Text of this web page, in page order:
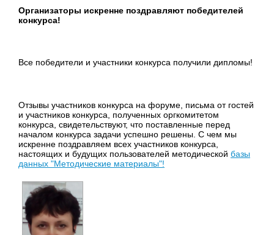
Организаторы искренне поздравляют победителей
конкурса!
Все победители и участники конкурса получили дипломы!
Отзывы участников конкурса на форуме, письма от гостей
и участников конкурса, полученных оргкомитетом
конкурса, свидетельствуют, что поставленные перед
началом конкурса задачи успешно решены. С чем мы
искренне поздравляем всех участников конкурса,
настоящих и будущих пользователей методической базы
данных "Методические материалы"!